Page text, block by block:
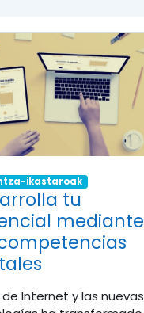
ikastaroak
tu
mediante
de Internet y las nuevas